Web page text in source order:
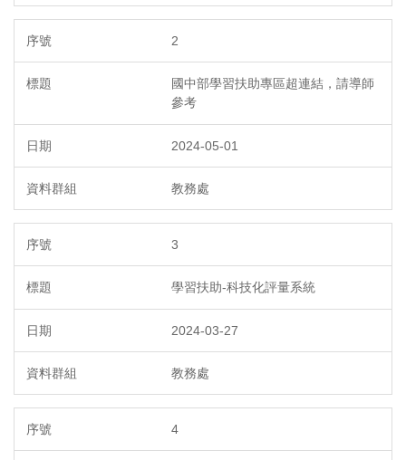
2
國中部學習扶助專區超連結，請導師
參考
2024-05-01
教務處
3
學習扶助-科技化評量系統
2024-03-27
教務處
4